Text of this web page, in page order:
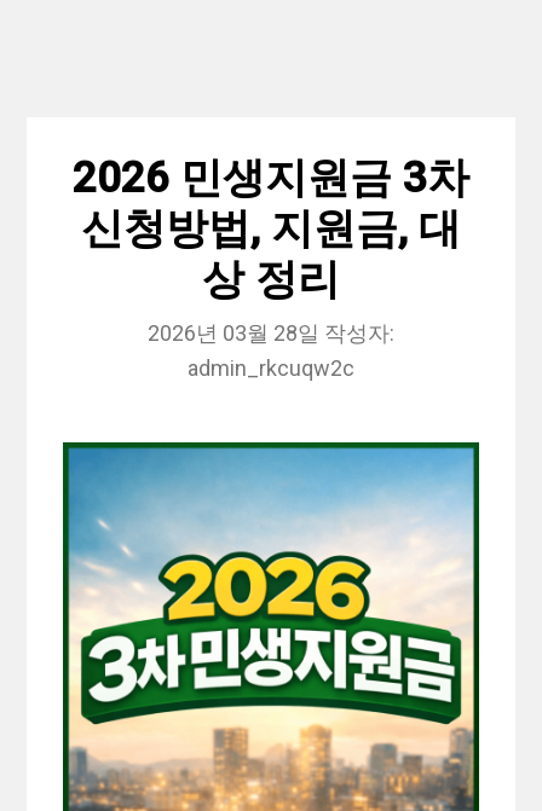
2026 민생지원금 3차
신청방법, 지원금, 대
상 정리
2026년 03월 28일 작성자:
admin_rkcuqw2c